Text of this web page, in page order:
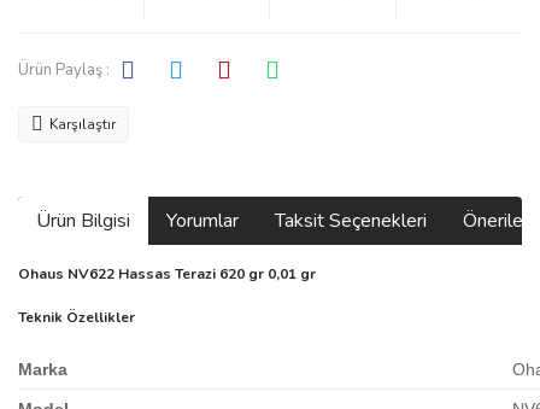
Ürün Paylaş :
Karşılaştır
Ürün Bilgisi Yorumlar Taksit Seçenekleri
Ohaus NV622 Hassas Terazi 620 gr 0,01 gr
Teknik Özellikler
Marka